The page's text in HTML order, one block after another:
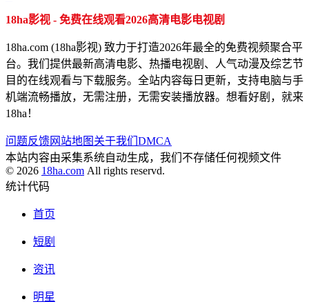
18ha影视 - 免费在线观看2026高清电影电视剧
18ha.com (18ha影视) 致力于打造2026年最全的免费视频聚合平
台。我们提供最新高清电影、热播电视剧、人气动漫及综艺节
目的在线观看与下载服务。全站内容每日更新，支持电脑与手
机端流畅播放，无需注册，无需安装播放器。想看好剧，就来
18ha！
问题反馈网站地图 关于我们 DMCA
本站内容由采集系统自动生成，我们不存储任何视频文件
© 2026 18ha.com All rights reservd.
统计代码
首页
短剧
资讯
明星